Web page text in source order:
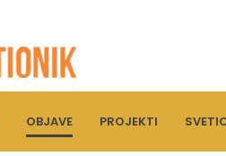
OBJAVE PROJEKTI